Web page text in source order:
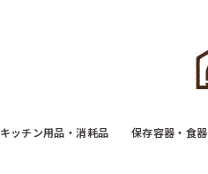
キッチン用品・消耗品 保存容器・食器